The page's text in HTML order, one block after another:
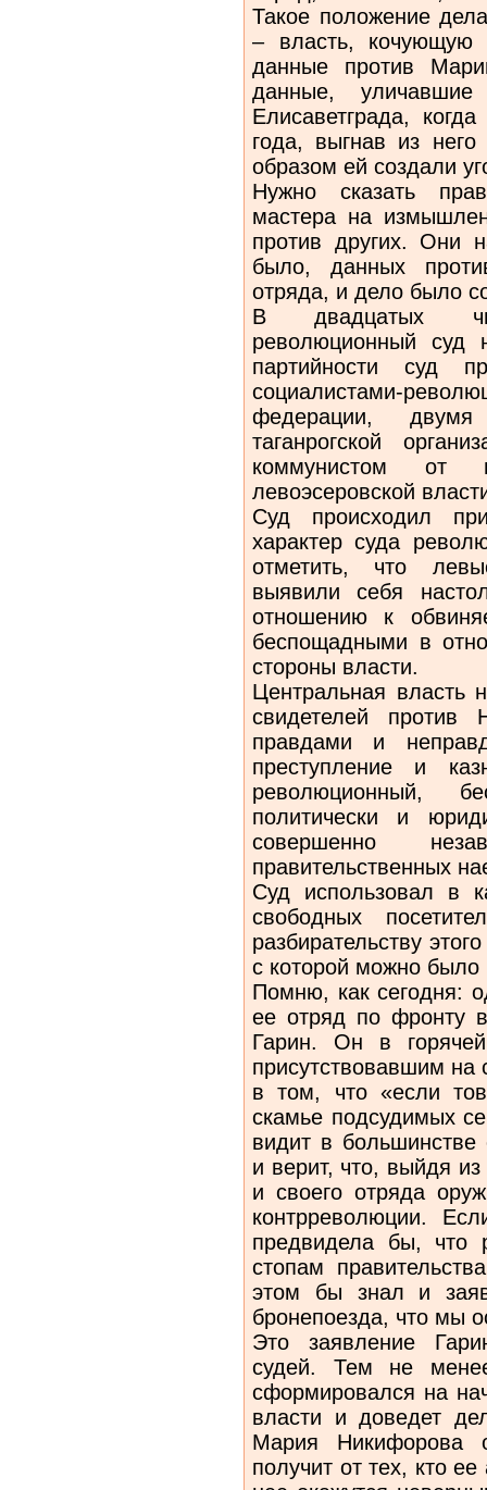
Такое положение
– власть,
данные против
данные,
Елисаветграда,
года, выгнав из него
образом ей создали
Нужно сказать
мастера на
против других. Они
было, данных
отряда, и дело было
В двадцатых
революционный
партийности суд
социалистами-
федерации, двумя
таганрогской
коммунистом от
левоэсеровской
Суд происходил
характер суда
отметить, что
выявили себя
отношению к
беспощадными в
стороны власти.
Центральная власть
свидетелей против
правдами и
преступление и
революционный,
политически и
совершенно
правительственных
Суд использовал в
свободных
разбирательству
с которой можно было
Помню, как сегодня:
ее отряд по фронту
Гарин. Он в
присутствовавшим на
в том, что «если
скамье подсудимых
видит в
и верит, что, выйдя
и своего отряда
контрреволюции.
предвидела бы, что
стопам
этом бы знал и
бронепоезда, что мы
Это заявление
судей. Тем не
сформировался на
власти и доведет
Мария Никифорова
получит от тех, кто